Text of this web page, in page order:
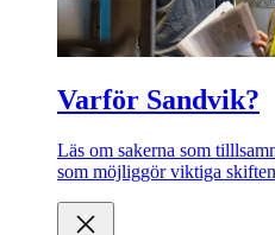
Varför Sandvik?
Läs om sakerna som
som möjliggör viktiga